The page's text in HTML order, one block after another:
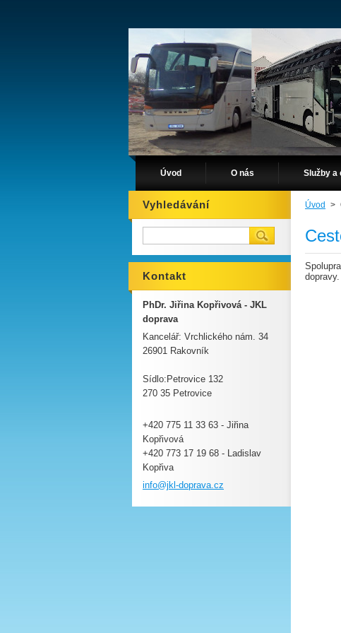
Úvod O nás Služby a
Úvod >
Vyhledávání
Kontakt
PhDr. Jiřina Kopřivová - JKL
doprava
Kancelář: Vrchlického nám. 34
26901 Rakovník
Sídlo:Petrovice 132
270 35 Petrovice
+420 775 11 33 63 - Jiřina
Kopřivová
+420 773 17 19 68 - Ladislav
Kopřiva
info@jkl -doprava.cz